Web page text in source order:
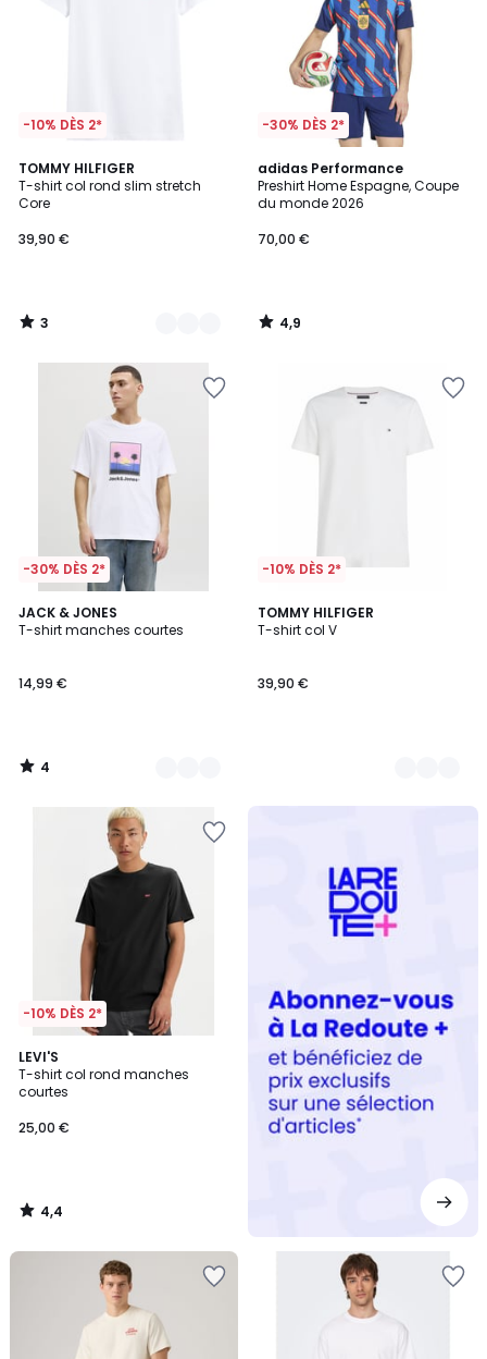
-10% DÈS 2*
TOMMY HILFIGER
T-shirt col rond slim stretch
Core
39,90 €
3
/
5
3
Couleurs
3
/
-30% DÈS 2*
adidas Performance
Preshirt Home Espagne, Coupe
du monde 2026
70,00 €
4,9
/ 5
4,9
/
-30% DÈS 2*
JACK & JONES
T-shirt manches courtes
14,99 €
4
/
4
Couleurs
4
/
-10% DÈS 2*
TOMMY HILFIGER
T-shirt col V
39,90 €
3
Couleurs
-10% DÈS 2*
LEVI'S
T-shirt col rond manches
courtes
25,00 €
4,4
/ 5
4,4
/